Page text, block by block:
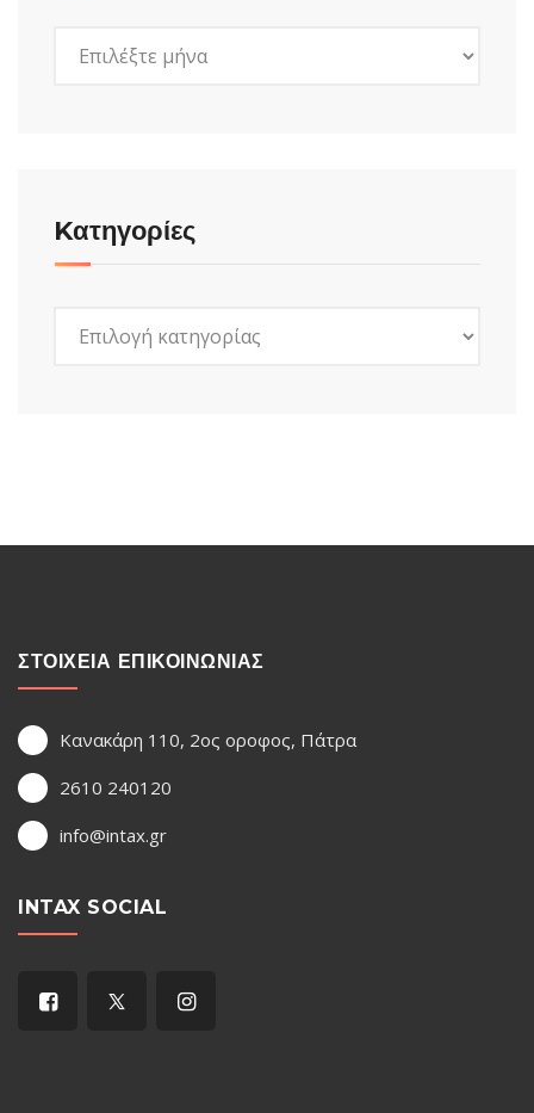
Kατηγορίες
ΣΤΟΙΧΕΙΑ ΕΠΙΚΟΙΝΩΝΙΑΣ
Κανακάρη 110, 2ος οροφος, Πάτρα
2610 240120
info@intax.gr
INTAX SOCIAL